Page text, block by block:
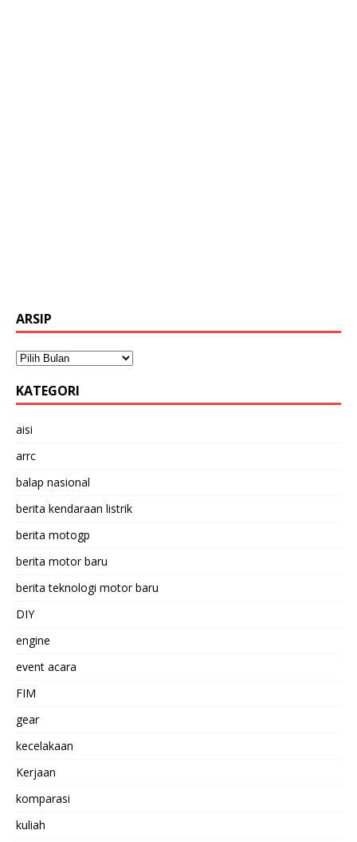
ARSIP
KATEGORI
aisi
arrc
balap nasional
berita kendaraan listrik
berita motogp
berita motor baru
berita teknologi motor baru
DIY
engine
event acara
FIM
gear
kecelakaan
Kerjaan
komparasi
kuliah